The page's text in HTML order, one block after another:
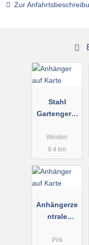
Zur
Stahl
Gartengerät
Kommunalte
chnik
Gartengerät
etechnik
Weiden
9.4 km
Anhängerze
ntrale
e.K.
Pirk